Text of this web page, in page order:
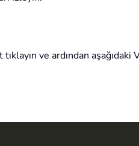
ve ardından aşağıdaki